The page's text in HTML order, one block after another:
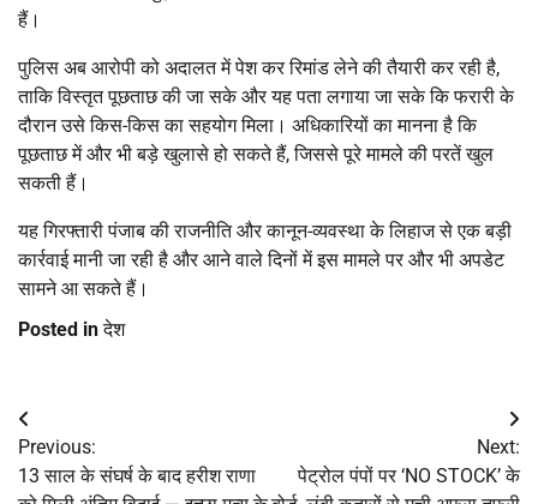
हैं।
पुलिस अब आरोपी को अदालत में पेश कर रिमांड लेने की तैयारी कर रही है,
ताकि विस्तृत पूछताछ की जा सके और यह पता लगाया जा सके कि फरारी के
दौरान उसे किस-किस का सहयोग मिला। अधिकारियों का मानना है कि
पूछताछ में और भी बड़े खुलासे हो सकते हैं, जिससे पूरे मामले की परतें खुल
सकती हैं।
यह गिरफ्तारी पंजाब की राजनीति और कानून-व्यवस्था के लिहाज से एक बड़ी
कार्रवाई मानी जा रही है और आने वाले दिनों में इस मामले पर और भी अपडेट
सामने आ सकते हैं।
Posted inदेश
Post
navigation
Previous:
13 साल के संघर्ष के बाद हरीश राणा
Next:
पेट्रोल पंपों पर ‘NO STOCK’ के